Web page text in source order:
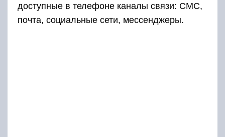
доступные в телефоне каналы связи: СМС,
почта, социальные сети, мессенджеры.